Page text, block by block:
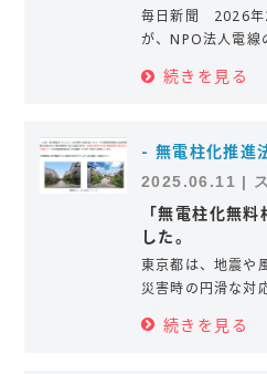
毎日新聞 2026年
が、NPO法人電
続きを見る
- 無電柱化推進
2025.06.11 |
「無電柱化無
した。
東京都は、地震や
災害時の円滑な対
続きを見る